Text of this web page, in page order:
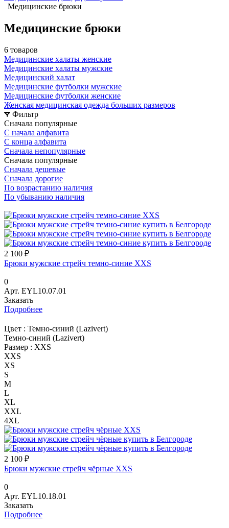
Медицинские брюки
Медицинские брюки
6 товаров
Медицинские халаты женские
Медицинские халаты мужские
Медицинский халат
Медицинские футболки мужские
Медицинские футболки женские
Женская медицинская одежда больших размеров
Фильтр
Сначала популярные
С начала алфавита
С конца алфавита
Сначала непопулярные
Сначала популярные
Сначала дешевые
Сначала дорогие
По возрастанию наличия
По убыванию наличия
2 100 ₽
Брюки мужские стрейч темно-синие XXS
0
Арт. EYL10.07.01
Заказать
Подробнее
Цвет : Темно-синий (Lazivert)
Темно-синий (Lazivert)
Размер : XXS
XXS
XS
S
M
L
XL
XXL
4XL
2 100 ₽
Брюки мужские стрейч чёрные XXS
0
Арт. EYL10.18.01
Заказать
Подробнее